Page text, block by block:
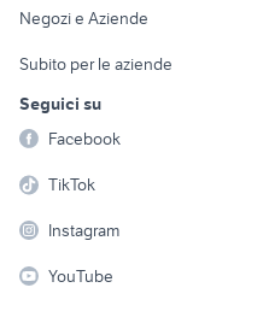
Telefonia
Negozi e Aziende
Subito per le aziende
Seguici su
Facebook
TikTok
Instagram
YouTube